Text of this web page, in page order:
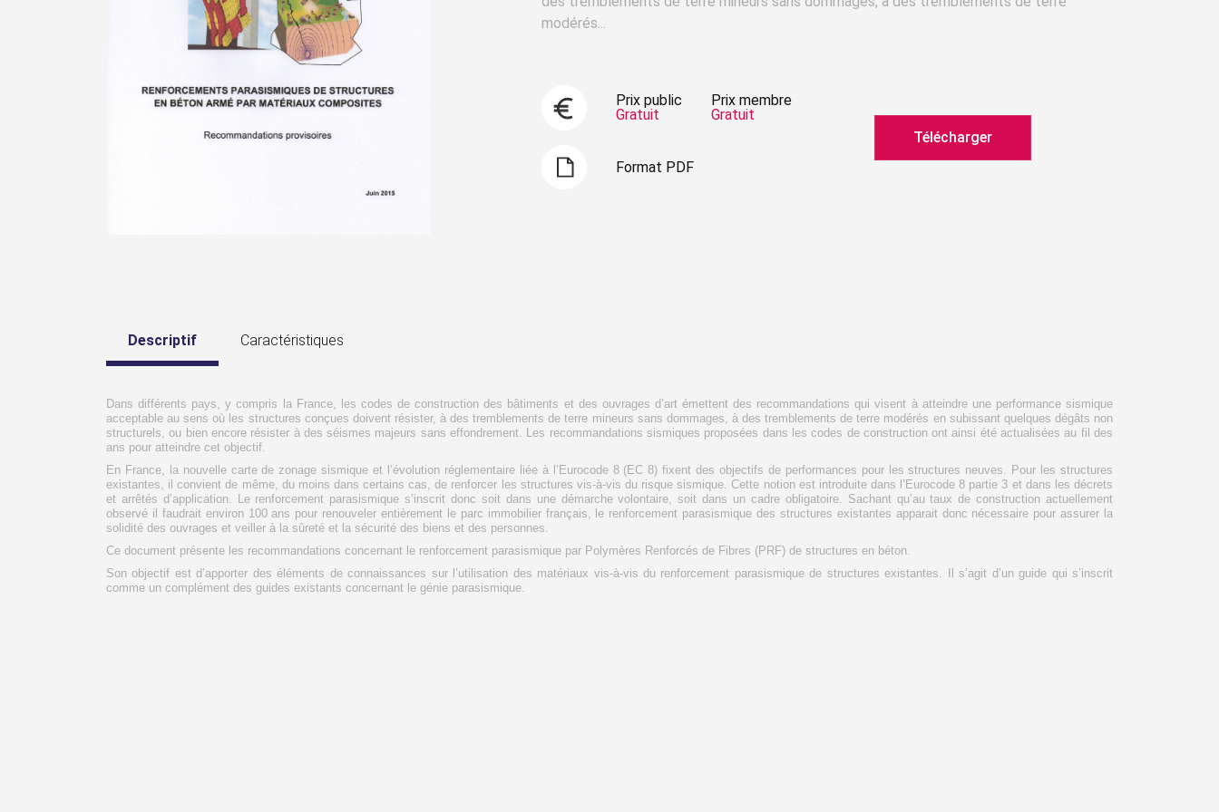
modérés...
Prix public
Gratuit
Prix membre
Gratuit
Format PDF
Télécharger
Descriptif Caractéristiques
Dans différents pays, y compris la France, les codes de construction des bâtiments et des ouvrages d’art émettent des recommandations qui visent à atteindre une performance sismique
acceptable au sens où les structures conçues doivent résister, à des tremblements de terre mineurs sans dommages, à des tremblements de terre modérés en subissant quelques dégâts non
structurels, ou bien encore résister à des séismes majeurs sans effondrement. Les recommandations sismiques proposées dans les codes de construction ont ainsi été actualisées au fil des
ans pour atteindre cet objectif.
En France, la nouvelle carte de zonage sismique et l’évolution réglementaire liée à l’Eurocode 8 (EC 8) fixent des objectifs de performances pour les structures neuves. Pour les structures
existantes, il convient de même, du moins dans certains cas, de renforcer les structures vis-à-vis du risque sismique. Cette notion est introduite dans l’Eurocode 8 partie 3 et dans les décrets
et arrêtés d’application. Le renforcement parasismique s’inscrit donc soit dans une démarche volontaire, soit dans un cadre obligatoire. Sachant qu’au taux de construction actuellement
observé il faudrait environ 100 ans pour renouveler entièrement le parc immobilier français, le renforcement parasismique des structures existantes apparait donc nécessaire pour assurer la
solidité des ouvrages et veiller à la sûreté et la sécurité des biens et des personnes.
Ce document présente les recommandations concernant le renforcement parasismique par Polymères Renforcés de Fibres (PRF) de structures en béton.
Son objectif est d’apporter des éléments de connaissances sur l’utilisation des matériaux vis-à-vis du renforcement parasismique de structures existantes. Il s’agit d’un guide qui s’inscrit
comme un complément des guides existants concernant le génie parasismique.